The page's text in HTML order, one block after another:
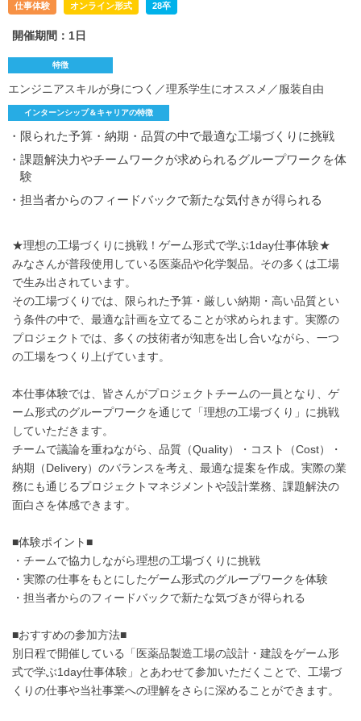
仕事体験 オンライン形式 28卒
開催期間：1日
特徴
エンジニアスキルが身につく／理系学生にオススメ／服装自由
インターンシップ＆キャリアの特徴
・限られた予算・納期・品質の中で最適な工場づくりに挑戦
・課題解決力やチームワークが求められるグループワークを体
験
・担当者からのフィードバックで新たな気付きが得られる
★理想の工場づくりに挑戦！ゲーム形式で学ぶ1day仕事体験★
みなさんが普段使用している医薬品や化学製品。その多くは工場
で生み出されています。
その工場づくりでは、限られた予算・厳しい納期・高い品質とい
う条件の中で、最適な計画を立てることが求められます。実際の
プロジェクトでは、多くの技術者が知恵を出し合いながら、一つ
の工場をつくり上げています。
本仕事体験では、皆さんがプロジェクトチームの一員となり、ゲ
ーム形式のグループワークを通じて「理想の工場づくり」に挑戦
していただきます。
チームで議論を重ねながら、品質（Quality）・コスト（Cost）・
納期（Delivery）のバランスを考え、最適な提案を作成。実際の業
務にも通じるプロジェクトマネジメントや設計業務、課題解決の
面白さを体感できます。
■体験ポイント■
・チームで協力しながら理想の工場づくりに挑戦
・実際の仕事をもとにしたゲーム形式のグループワークを体験
・担当者からのフィードバックで新たな気づきが得られる
■おすすめの参加方法■
別日程で開催している「医薬品製造工場の設計・建設をゲーム形
式で学ぶ1day仕事体験」とあわせて参加いただくことで、工場づ
くりの仕事や当社事業への理解をさらに深めることができます。